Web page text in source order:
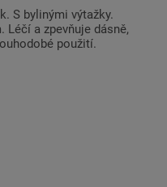
S bylinými výtažky.
a zpevňuje dásně,
použití.